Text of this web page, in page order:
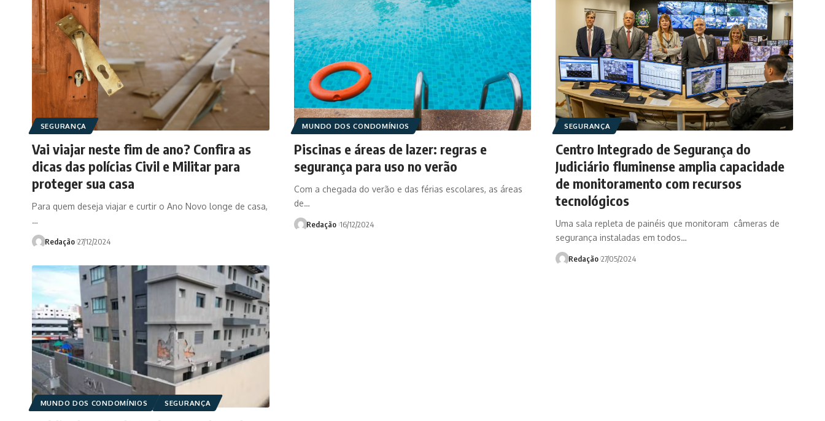
SEGURANÇA
Vai viajar neste fim de ano? Confira as
dicas das polícias Civil e Militar para
proteger sua casa
Para quem deseja viajar e curtir o Ano Novo longe de casa,
…
Redação 27/12/2024
MUNDO DOS CONDOMÍNIOS
Piscinas e áreas de lazer: regras e
segurança para uso no verão
Com a chegada do verão e das férias escolares, as áreas
de…
Redação 16/12/2024
SEGURANÇA
Centro Integrado de Segurança do
Judiciário fluminense amplia capacidade
de monitoramento com recursos
tecnológicos
Uma sala repleta de painéis que monitoram câmeras de
segurança instaladas em todos…
Redação 27/05/2024
MUNDO DOS CONDOMÍNIOS SEGURANÇA